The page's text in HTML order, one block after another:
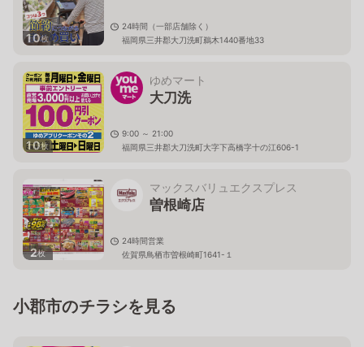
10枚
24時間（一部店舗除く）
福岡県三井郡大刀洗町鵜木1440番地33
10枚
ゆめマート
大刀洗
9:00 ～ 21:00
福岡県三井郡大刀洗町大字下高橋字十の江606-1
2枚
マックスバリュエクスプレス
曽根崎店
24時間営業
佐賀県鳥栖市曽根崎町1641-１
小郡市のチラシを見る